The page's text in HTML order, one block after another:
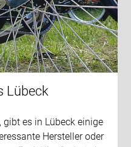
Lübeck
gibt es in Lübeck einige
Hersteller oder